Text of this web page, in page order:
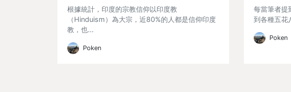
根據統計，印度的宗教信仰以印度教
（Hinduism）為大宗，近80%的人都是信仰印度
教，也…
Poken
每當筆者提
到各種五花
Poken